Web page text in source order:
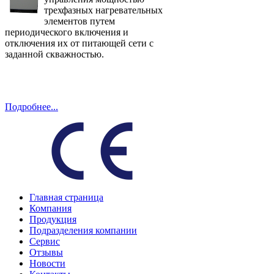
трехфазных нагревательных
элементов путем
периодического включения и
отключения их от питающей сети с
заданной скважностью.
Подробнее...
Главная страница
Компания
Продукция
Подразделения компании
Сервис
Отзывы
Новости